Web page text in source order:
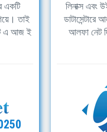
একটি
তাই
এ আজ ই
লিনাক্স এবং
ডাটাসেন্টারে
আলফা নেট